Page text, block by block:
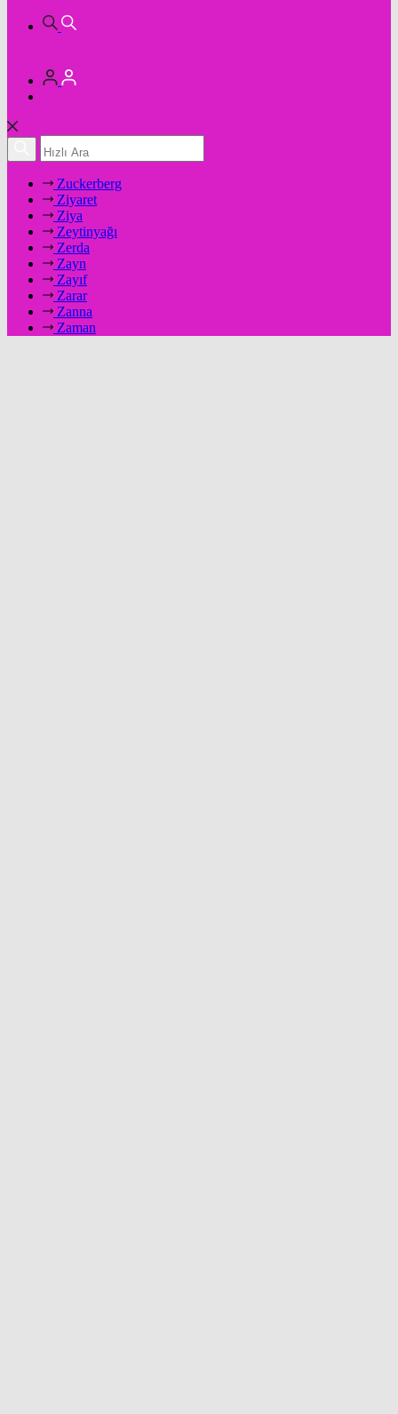
Zuckerberg
Ziyaret
Ziya
Zeytinyağı
Zerda
Zayn
Zayıf
Zarar
Zanna
Zaman